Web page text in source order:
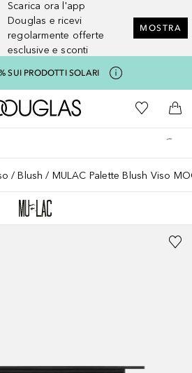
Scarica ora l'app
Douglas e ricevi
regolarmente offerte
esclusive e sconti
MOSTRA
SUI PRODOTTI SOLARI
A Douglas HomeAlla Mia
Al
Blush MULAC Palette Blush Viso